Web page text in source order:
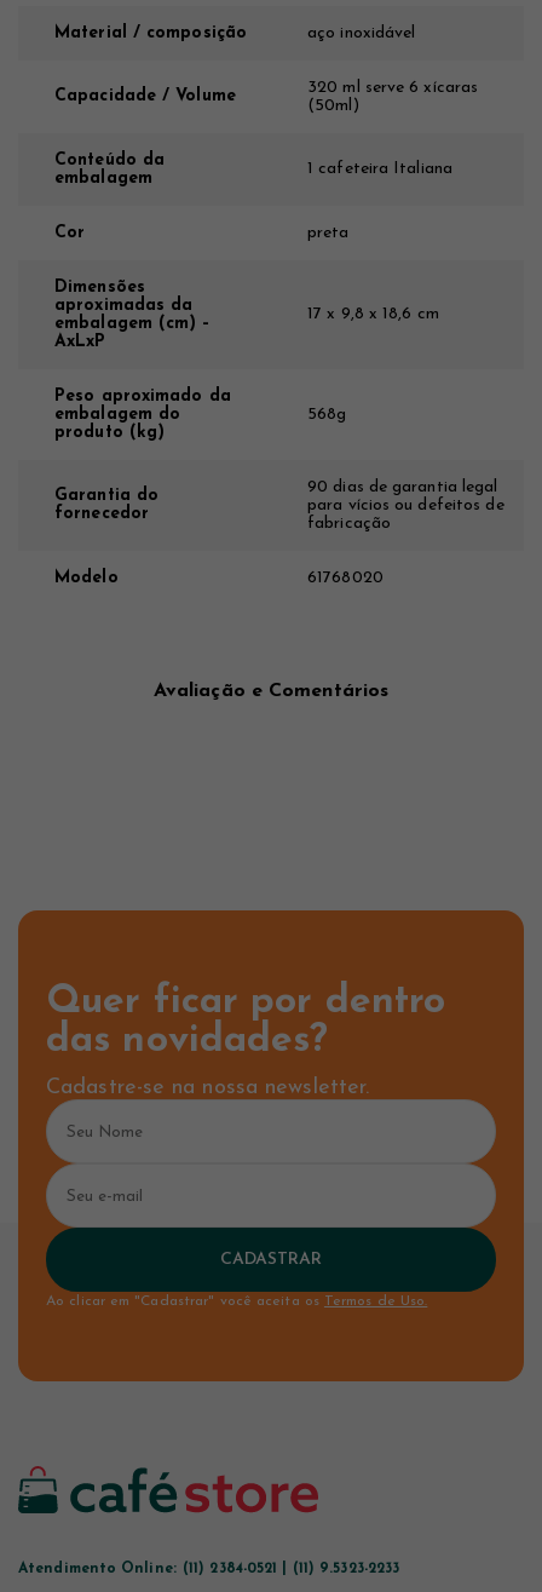
Material / composição aço inoxidável
Capacidade / Volume
320 ml serve 6 xícaras
(50ml)
Conteúdo da
embalagem
1 cafeteira Italiana
Cor preta
Dimensões
aproximadas da
embalagem (cm) –
AxLxP
17 x 9,8 x 18,6 cm
Peso aproximado da
embalagem do
produto (kg)
568g
Garantia do
fornecedor
90 dias de garantia legal
para vícios ou defeitos de
fabricação
Modelo 61768020
Avaliação e Comentários
Quer ficar por dentro
das novidades?
Cadastre-se na nossa newsletter.
CADASTRAR
Ao clicar em "Cadastrar" você aceita os Termos de Uso.
Atendimento Online: (11) 2384-0521 | (11) 9.5323-2233